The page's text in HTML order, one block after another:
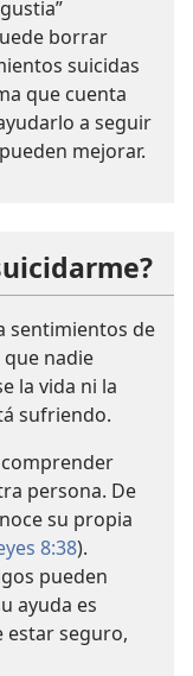
borrar
suicidas
que cuenta
a seguir
mejorar.
sentimientos de
que nadie
la vida ni la
sufriendo.
persona. De
su propia
8:38).
pueden
ayuda es
estar seguro,